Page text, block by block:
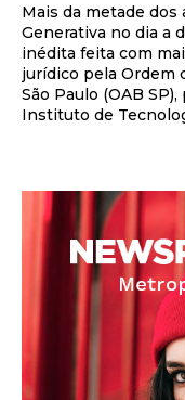
Mais da metade
Generativa no dia a
inédita feita com
jurídico pela Ordem
São Paulo (OAB
Instituto de